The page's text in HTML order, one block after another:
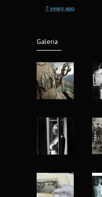
7 years ago
6 years ago
Fotografía
Guzman
8 years ago
Fotografia y
7 years ago
Nu Project
13 years ago
Yo fotografío para
(1944-2018)
8 years ago
Galeria